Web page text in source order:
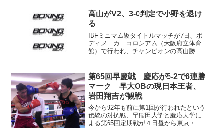
の55.3キロ、挑戦者5位の田村亮一（JB
SPO...
高山がV2、3-0判定で小野を退け
る
IBFミニマム級タイトルマッチが7日、ボ
ディメーカーコロシアム（大阪府立体育
館）で行われ、チャンピオンの高山勝成
した。スコアは115-111が2人に117-109
が...
第65回早慶戦 慶応が5-2で6連勝
マーク 早大OBの現日本王者、
岩田翔吉が観戦
今から92年も前に第1回が行われたという
伝統の対抗戦、早稲田大学と慶応大学に
よる第65回定期戦が４日昼から東京・早